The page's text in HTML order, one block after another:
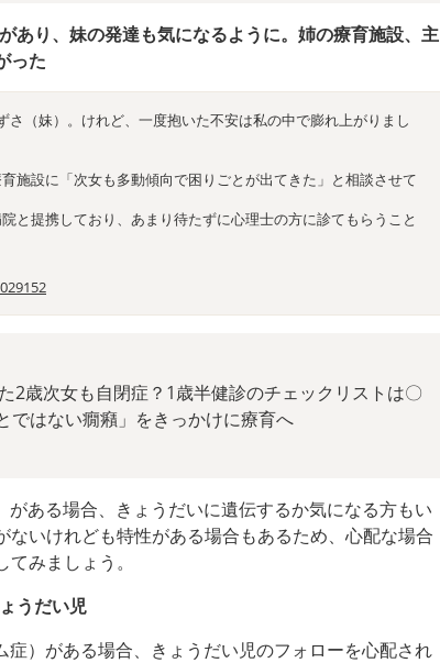
あり、妹の発達も気になるように。姉の療育施設、主
った
さ（妹）。けれど、一度抱いた不安は私の中で膨れ上がりまし
施設に「次女も多動傾向で困りごとが出てきた」と相談させて
と提携しており、あまり待たずに心理士の方に診てもらうこと
2歳次女も自閉症？1歳半健診のチェックリストは〇
ではない癇癪」をきっかけに療育へ
ある場合、きょうだいに遺伝するか気になる方もい
ないけれども特性がある場合もあるため、心配な場合
みましょう。
うだい児
症）がある場合、きょうだい児のフォローを心配され